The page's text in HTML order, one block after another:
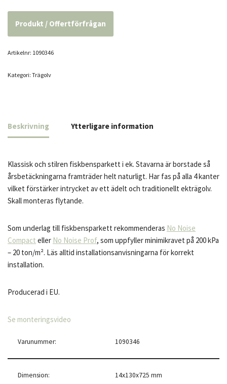
Produkt / Offertförfrågan
Artikelnr: 1090346
Kategori: Trägolv
Beskrivning Ytterligare information
Klassisk och stilren fiskbensparkett i ek. Stavarna är borstade så
årsbetäckningarna framträder helt naturligt. Har fas på alla 4 kanter
vilket förstärker intrycket av ett ädelt och traditionellt ekträgolv.
Skall monteras flytande.
Som underlag till fiskbensparkett rekommenderas No Noise
Compact eller No Noise Prof, som uppfyller minimikravet på 200 kPa
– 20 ton/m². Läs alltid installationsanvisningarna för korrekt
installation.
Producerad i EU.
Se monteringsvideo
Varunummer: 1090346
Dimension: 14x130x725 mm